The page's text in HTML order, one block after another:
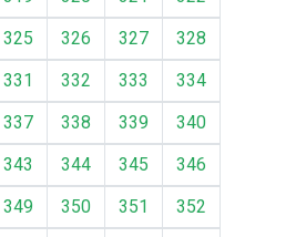
325 326 327
328
331 332 333
334
337 338 339
340
343 344 345
346
349 350 351
352